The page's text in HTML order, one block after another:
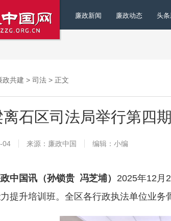
廉政新闻 廉政动态 头
政共建 > 司法 > 正文
离石区司法局举行第四
04 来源：廉政中国 编辑：小编
中国讯（孙锁贵 冯芝埔） 2025年12月
提升培训班。全区各行政执法单位业务